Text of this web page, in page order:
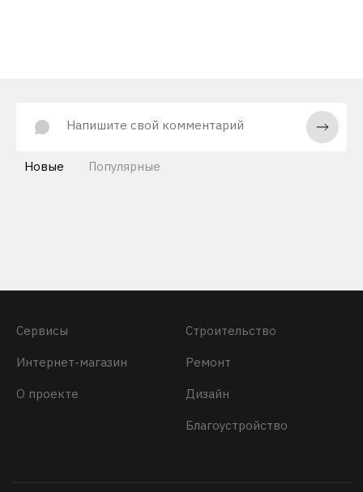
Новые Популярные
Сервисы
Интернет-магазин
О проекте
Строительство
Ремонт
Дизайн
Благоустройство